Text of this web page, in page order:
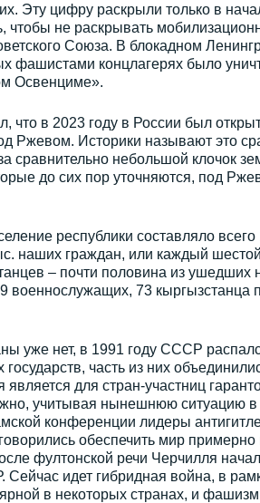
Эту цифру раскрыли только в
не раскрывать
Союза. В блокадном
фашистами концлагерях было
Освенциме».
что в 2023 году в России был
Ржевом. Историки называют это
сравнительно небольшой клочок
до сих пор уточняются, под
республики составляло всего
наших граждан, или каждый
– почти половина из
военнослужащих, 73 кыргызстанца
уже нет, в 1991 году СССР
часть из них
является для стран-участниц
учитывая нынешнюю ситуацию
конференции лидеры
обеспечить мир примерно
фултонской речи Черчилля
идет гибридная война, в
в некоторых странах, и